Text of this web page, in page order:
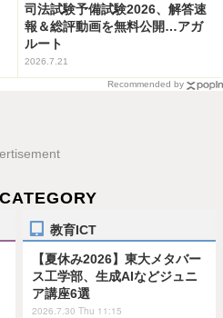
司法試験予備試験2026、解答速
報＆総評動画を無料公開…アガ
ルート
2026.7.21
Recommended by
教育ICT
【夏休み2026】東大メタバー
ス工学部、生成AIなどジュニ
ア講座6選
2026.7.30 Thu 11:15